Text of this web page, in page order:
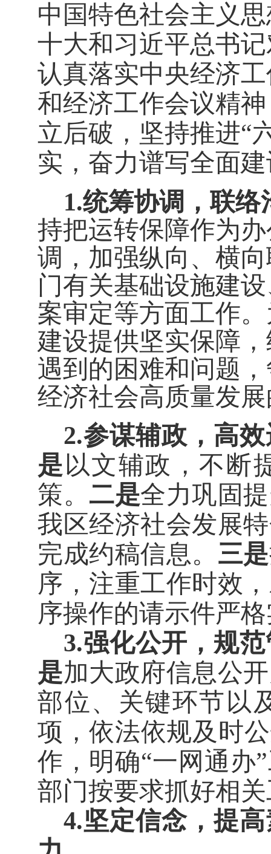
中国特色社会主义
十大和习近平总书
认真落实中央经济
和经济工作会议精
立后破，坚持推进“
实 ， 奋力谱写全面
1.统筹协调，联络
持把运转保障作为
调，加强纵向、横
门有关基础设施建
案审定等方面工作
建设提供坚实保障
遇到的困难和问题
经济社会高质量发
2.参谋辅政，高
是以文辅政，不断
策。 二是全力巩固
我区经济社会发展
完成约稿信息。 三是
序，注重工作时效
序操作的请示件严
3.强化公开，规
是加大政府信息公
部位、关键环节以
项，依法依规及时
作，明确“一网通办”
部门按要求抓好相
4.坚定信念，提